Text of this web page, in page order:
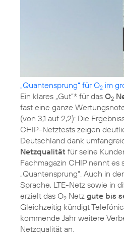
„Quantensprung“ für O2 im
Ein klares „Gut“* für das O2
fast eine ganze
(von 3,1 auf 2,2): Die
CHIP-Netztests zeigen
Deutschland dank
Netzqualität für seine
Fachmagazin CHIP nennt es
„Quantensprung“. Auch in
Sprache, LTE-Netz sowie in
erzielt das O2 Netz gute bis
Gleichzeitig kündigt
kommende Jahr weitere
Netzqualität an.